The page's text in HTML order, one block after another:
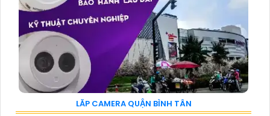
LĂP CAMERA QUẬN BÌNH TÂN